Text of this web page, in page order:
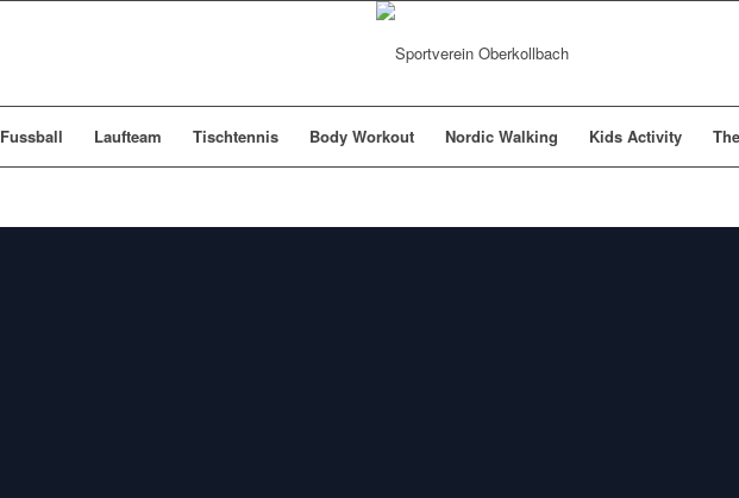
Fussball Laufteam Tischtennis Body Workout Nordic Walking Kids Activity